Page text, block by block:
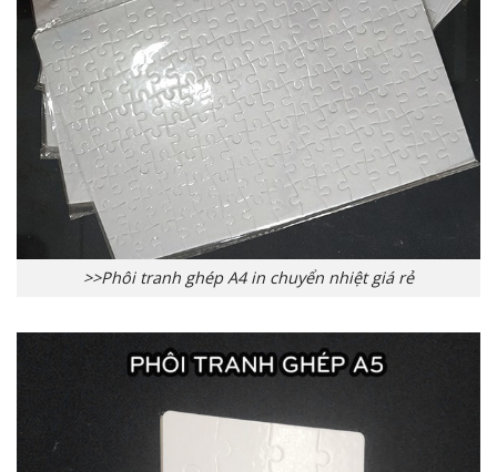
>>Phôi tranh ghép A4 in chuyển nhiệt giá rẻ